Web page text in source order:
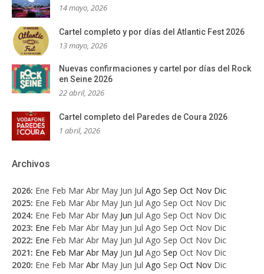
14 mayo, 2026
Cartel completo y por días del Atlantic Fest 2026
13 mayo, 2026
Nuevas confirmaciones y cartel por días del Rock
en Seine 2026
22 abril, 2026
Cartel completo del Paredes de Coura 2026
1 abril, 2026
Archivos
2026: Ene Feb Mar Abr May Jun Jul Ago Sep Oct Nov Dic
2025: Ene Feb Mar Abr May Jun Jul Ago Sep Oct Nov Dic
2024: Ene Feb Mar Abr May Jun Jul Ago Sep Oct Nov Dic
2023: Ene Feb Mar Abr May Jun Jul Ago Sep Oct Nov Dic
2022: Ene Feb Mar Abr May Jun Jul Ago Sep Oct Nov Dic
2021: Ene Feb Mar Abr May Jun Jul Ago Sep Oct Nov Dic
2020: Ene Feb Mar Abr May Jun Jul Ago Sep Oct Nov Dic